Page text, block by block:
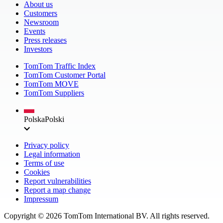
About us
Customers
Newsroom
Events
Press releases
Investors
TomTom Traffic Index
TomTom Customer Portal
TomTom MOVE
TomTom Suppliers
PolskaPolski
Privacy policy
Legal information
Terms of use
Cookies
Report vulnerabilities
Report a map change
Impressum
Copyright © 2026 TomTom International BV. All rights reserved.